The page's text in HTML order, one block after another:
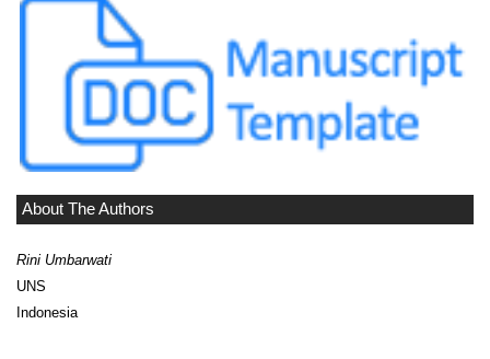
About The Authors
Rini Umbarwati
UNS
Indonesia